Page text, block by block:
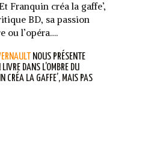
Franquin créa la gaffe’,
BD, sa passion
ou l’opéra….
NOUS PRÉSENTE
DANS L’OMBRE DU
CRÉA LA GAFFE’, MAIS PAS